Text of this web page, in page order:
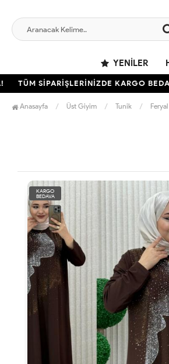
YENILER
TÜM SİPARİŞLERİNİZDE KARGO
Anasayfa Üst Giyim Tunik
KARGO
BEDAVA